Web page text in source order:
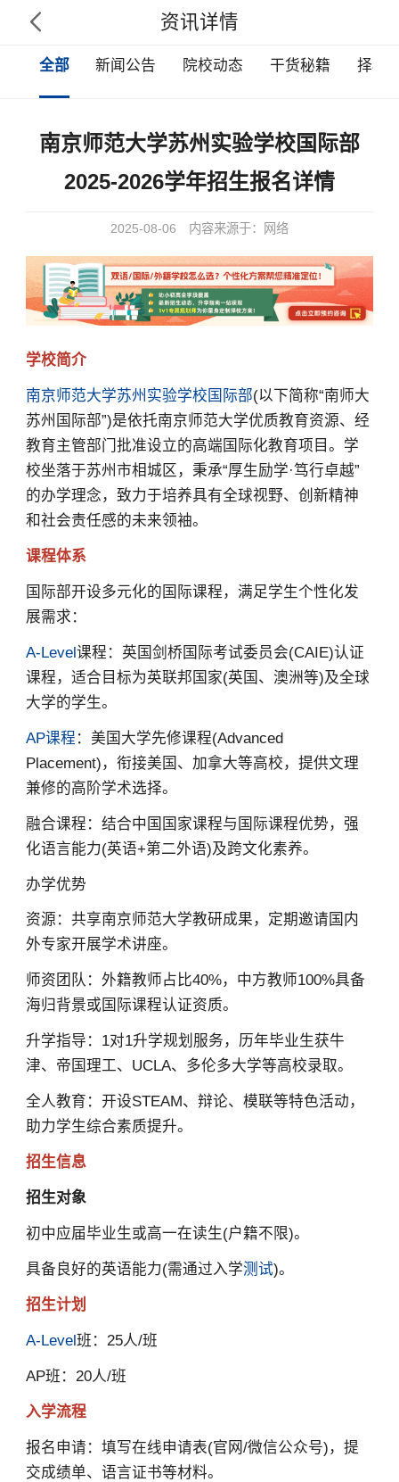
 资讯详情
全部 新闻公告 院校动态 干货秘籍 择校
南京师范大学苏州实验学校国际部
2025-2026学年招生报名详情
2025-08-06 内容来源于：网络
学校简介
南京师范大学苏州实验学校国际部(以下简称“南师大
苏州国际部”)是依托南京师范大学优质教育资源、经
教育主管部门批准设立的高端国际化教育项目。学
校坐落于苏州市相城区，秉承“厚生励学·笃行卓越”
的办学理念，致力于培养具有全球视野、创新精神
和社会责任感的未来领袖。
课程体系
国际部开设多元化的国际课程，满足学生个性化发
展需求：
A-Level课程：英国剑桥国际考试委员会(CAIE)认证
课程，适合目标为英联邦国家(英国、澳洲等)及全球
大学的学生。
AP课程 ：美国大学先修课程(Advanced
Placement)，衔接美国、加拿大等高校，提供文理
兼修的高阶学术选择。
融合课程：结合中国国家课程与国际课程优势，强
化语言能力(英语+第二外语)及跨文化素养。
办学优势
资源：共享南京师范大学教研成果，定期邀请国内
外专家开展学术讲座。
师资团队：外籍教师占比40%，中方教师100%具备
海归背景或国际课程认证资质。
升学指导：1对1升学规划服务，历年毕业生获牛
津、帝国理工、UCLA、多伦多大学等高校录取。
全人教育：开设STEAM、辩论、模联等特色活动，
助力学生综合素质提升。
招生信息
招生对象
初中应届毕业生或高一在读生(户籍不限)。
具备良好的英语能力(需通过入学测试)。
招生计划
A-Level班：25人/班
AP班：20人/班
入学流程
报名申请：填写在线申请表(官网/微信公众号)，提
交成绩单、语言证书等材料。